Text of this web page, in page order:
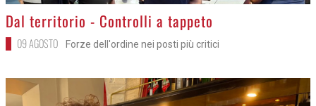
>
Dal territorio - Controlli a tappeto
09 AGOSTO Forze dell'ordine nei posti più critici